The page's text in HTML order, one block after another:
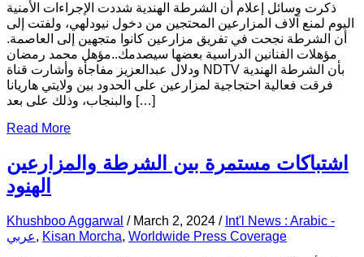
ذكرت وسائل إعلام أن الشرطة الهندية شددت الإجراءات الأمنية
اليوم لمنع آلاف المزارعين المحتجين من دخول نيودلهي، ولفتت إلى
أن الشرطة نجحت في تفريق مزارعين كانوا متجهين إلى العاصمة.
مؤهلات الفنانين الدراسية بعضها سيصدمك..مؤهل محمد رمضان
ودلال عبدالعزيز مفاجأة وأشارت قناة NDTV بأن الشرطة الهندية
فرقت فعالية احتجاجية لمزارعين على الحدود بين ولايتي هاريانا
والبنجاب، وذلك على بعد […]
Read More
اشتباكات مستمرة بين الشرطة والمزارعين
الهنود
Khushboo Aggarwal / March 2, 2024 / Int'l News : Arabic -
عربي, Kisan Morcha, Worldwide Press Coverage